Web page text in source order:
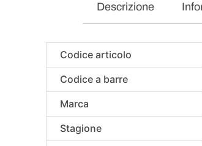
Descrizione
Codice articolo
Codice a barre
Marca
Stagione